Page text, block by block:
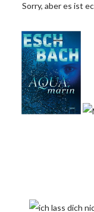
Sorry, aber es ist echt so armselig, dass ich nur noch darüber